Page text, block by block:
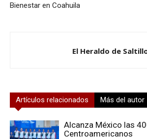
Bienestar en Coahuila
El Heraldo de
Artículos relacionados Más del autor
Alcanza México las
Centroamericanos